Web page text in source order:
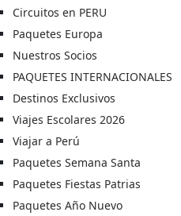
Circuitos en PERU
Paquetes Europa
Nuestros Socios
PAQUETES INTERNACIONALES
Destinos Exclusivos
Viajes Escolares 2026
Viajar a Perú
Paquetes Semana Santa
Paquetes Fiestas Patrias
Paquetes Año Nuevo